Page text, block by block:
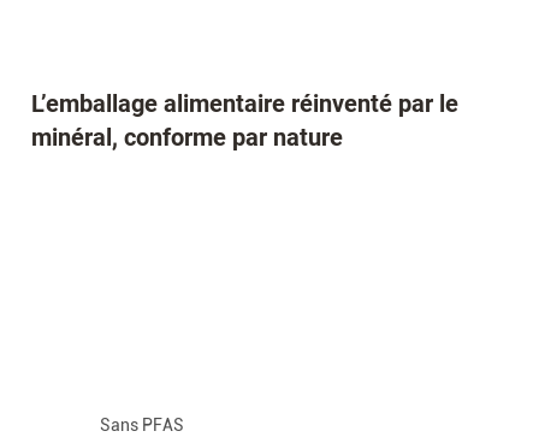
L’emballage alimentaire réinventé par le
minéral, conforme par nature
Sans PFAS